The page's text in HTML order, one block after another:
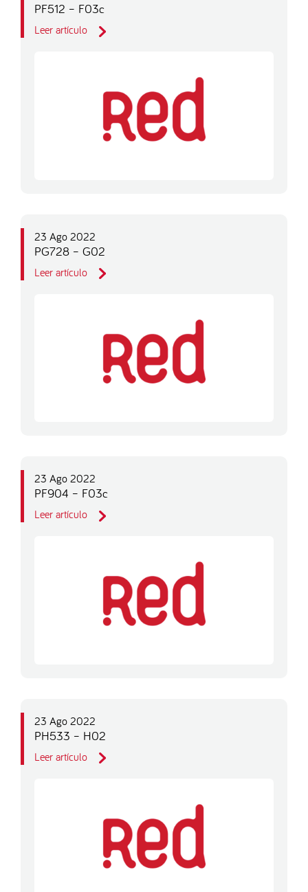
PF512 – F03c
Leer artículo
23 Ago 2022
PG728 – G02
Leer artículo
23 Ago 2022
PF904 – F03c
Leer artículo
23 Ago 2022
PH533 – H02
Leer artículo